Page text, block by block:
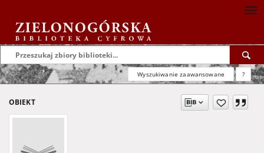
Wyszukiwanie zaawansowane ?
OBIEKT